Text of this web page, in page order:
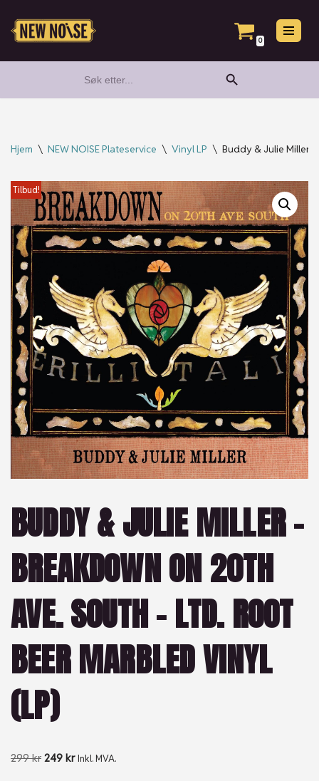
Hopp
0
for:
Search Button
Hjem \ NEW NOISE Plateservice \ Vinyl LP \ Buddy & Julie Miller
Tilbud!
BUDDY & JULIE MILLER –
BREAKDOWN ON 20TH
AVE. SOUTH – LTD. ROOT
BEER MARBLED VINYL
(LP)
299kr 249 kr Inkl. MVA.